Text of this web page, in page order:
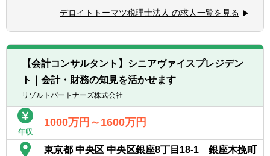
Step 1：経営企画・事業企画メンバーとして
のメンバーとして戦略立案や現場での実行支
援を担います。
Step 2：事業責任者として経営をリード
成果と経験に応じて、グループ企業の事業責
ンに進んでいただきます。
Step 3：複数事業の経営に挑戦
【歓迎経験・スキル】
〈マネジャー以上〉
■大手税理士法人での経験を有する方
■M&A・グループ通算税制、ファンド税制、
インセンティブプラン(ストックオプションな
ックスヘイブン税制、相続・株価評価等に関
する専門性
【具体的には】
■税務デューデリジェンス：買収や売却の対
象となる会社の過去の潜在的な租税債務・リ
スクや改善機会等の調査・分析・対応策の助
言及び提案
■税務ストラクチャー：下記を含む各種事項
に関する税務上の論点の分析
・案件創出：案件発掘段階の潜在的買収事案
に関する税務ストラクチャー観点からの初期
・資金調達：ファンド組成、買収目的会社組
デロイトトーマツ税理士法人 の求人一覧を見る
【会計コンサルタント】シニアヴァイスプレジデン
ト｜会計・財務の知見を活かせます
リゾルトパートナーズ株式会社
年収
1000万円～1600万円
東京都 中央区 中央区銀座8丁目18-1 銀座木挽町